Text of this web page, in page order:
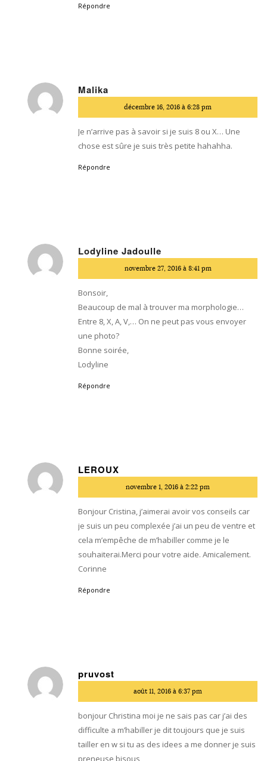
Répondre
Malika
:
décembre 16, 2016 à 6:28 pm
Je n’arrive pas à savoir si je suis 8 ou X… Une
chose est sûre je suis très petite hahahha.
Répondre
Lodyline Jadoulle
:
novembre 27, 2016 à 8:41 pm
Bonsoir,
Beaucoup de mal à trouver ma morphologie…
Entre 8, X, A, V,… On ne peut pas vous envoyer
une photo?
Bonne soirée,
Lodyline
Répondre
LEROUX
:
novembre 1, 2016 à 2:22 pm
Bonjour Cristina, j’aimerai avoir vos conseils car
je suis un peu complexée j’ai un peu de ventre et
cela m’empêche de m’habiller comme je le
souhaiterai.Merci pour votre aide. Amicalement.
Corinne
Répondre
pruvost
:
août 11, 2016 à 6:37 pm
bonjour Christina moi je ne sais pas car j’ai des
difficulte a m’habiller je dit toujours que je suis
tailler en w si tu as des idees a me donner je suis
preneuse bisous